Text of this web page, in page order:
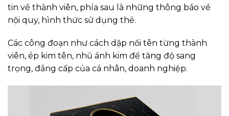
tin về thành viên, phía sau là những thông báo về
nội quy, hình thức sử dụng thẻ.
Các công đoạn như cách dập nổi tên từng thành
viên, ép kim tên, nhũ ánh kim để tăng độ sang
trọng, đẳng cấp của cá nhân, doanh nghiệp.